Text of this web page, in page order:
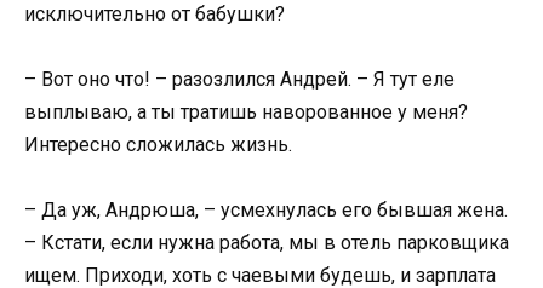
исключительно от бабушки?
– Вот оно что! – разозлился Андрей. – Я тут еле
выплываю, а ты тратишь наворованное у меня?
Интересно сложилась жизнь.
– Да уж, Андрюша, – усмехнулась его бывшая жена.
– Кстати, если нужна работа, мы в отель парковщика
ищем. Приходи, хоть с чаевыми будешь, и зарплата